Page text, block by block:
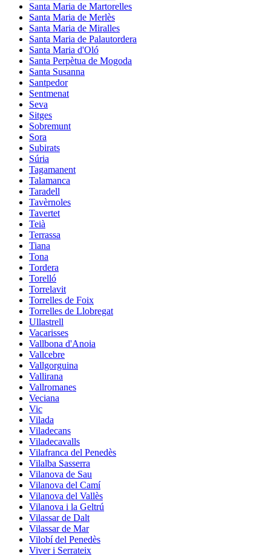
Santa Maria de Martorelles
Santa Maria de Merlès
Santa Maria de Miralles
Santa Maria de Palautordera
Santa Maria d'Oló
Santa Perpètua de Mogoda
Santa Susanna
Santpedor
Sentmenat
Seva
Sitges
Sobremunt
Sora
Subirats
Súria
Tagamanent
Talamanca
Taradell
Tavèrnoles
Tavertet
Teià
Terrassa
Tiana
Tona
Tordera
Torelló
Torrelavit
Torrelles de Foix
Torrelles de Llobregat
Ullastrell
Vacarisses
Vallbona d'Anoia
Vallcebre
Vallgorguina
Vallirana
Vallromanes
Veciana
Vic
Vilada
Viladecans
Viladecavalls
Vilafranca del Penedès
Vilalba Sasserra
Vilanova de Sau
Vilanova del Camí
Vilanova del Vallès
Vilanova i la Geltrú
Vilassar de Dalt
Vilassar de Mar
Vilobí del Penedès
Viver i Serrateix